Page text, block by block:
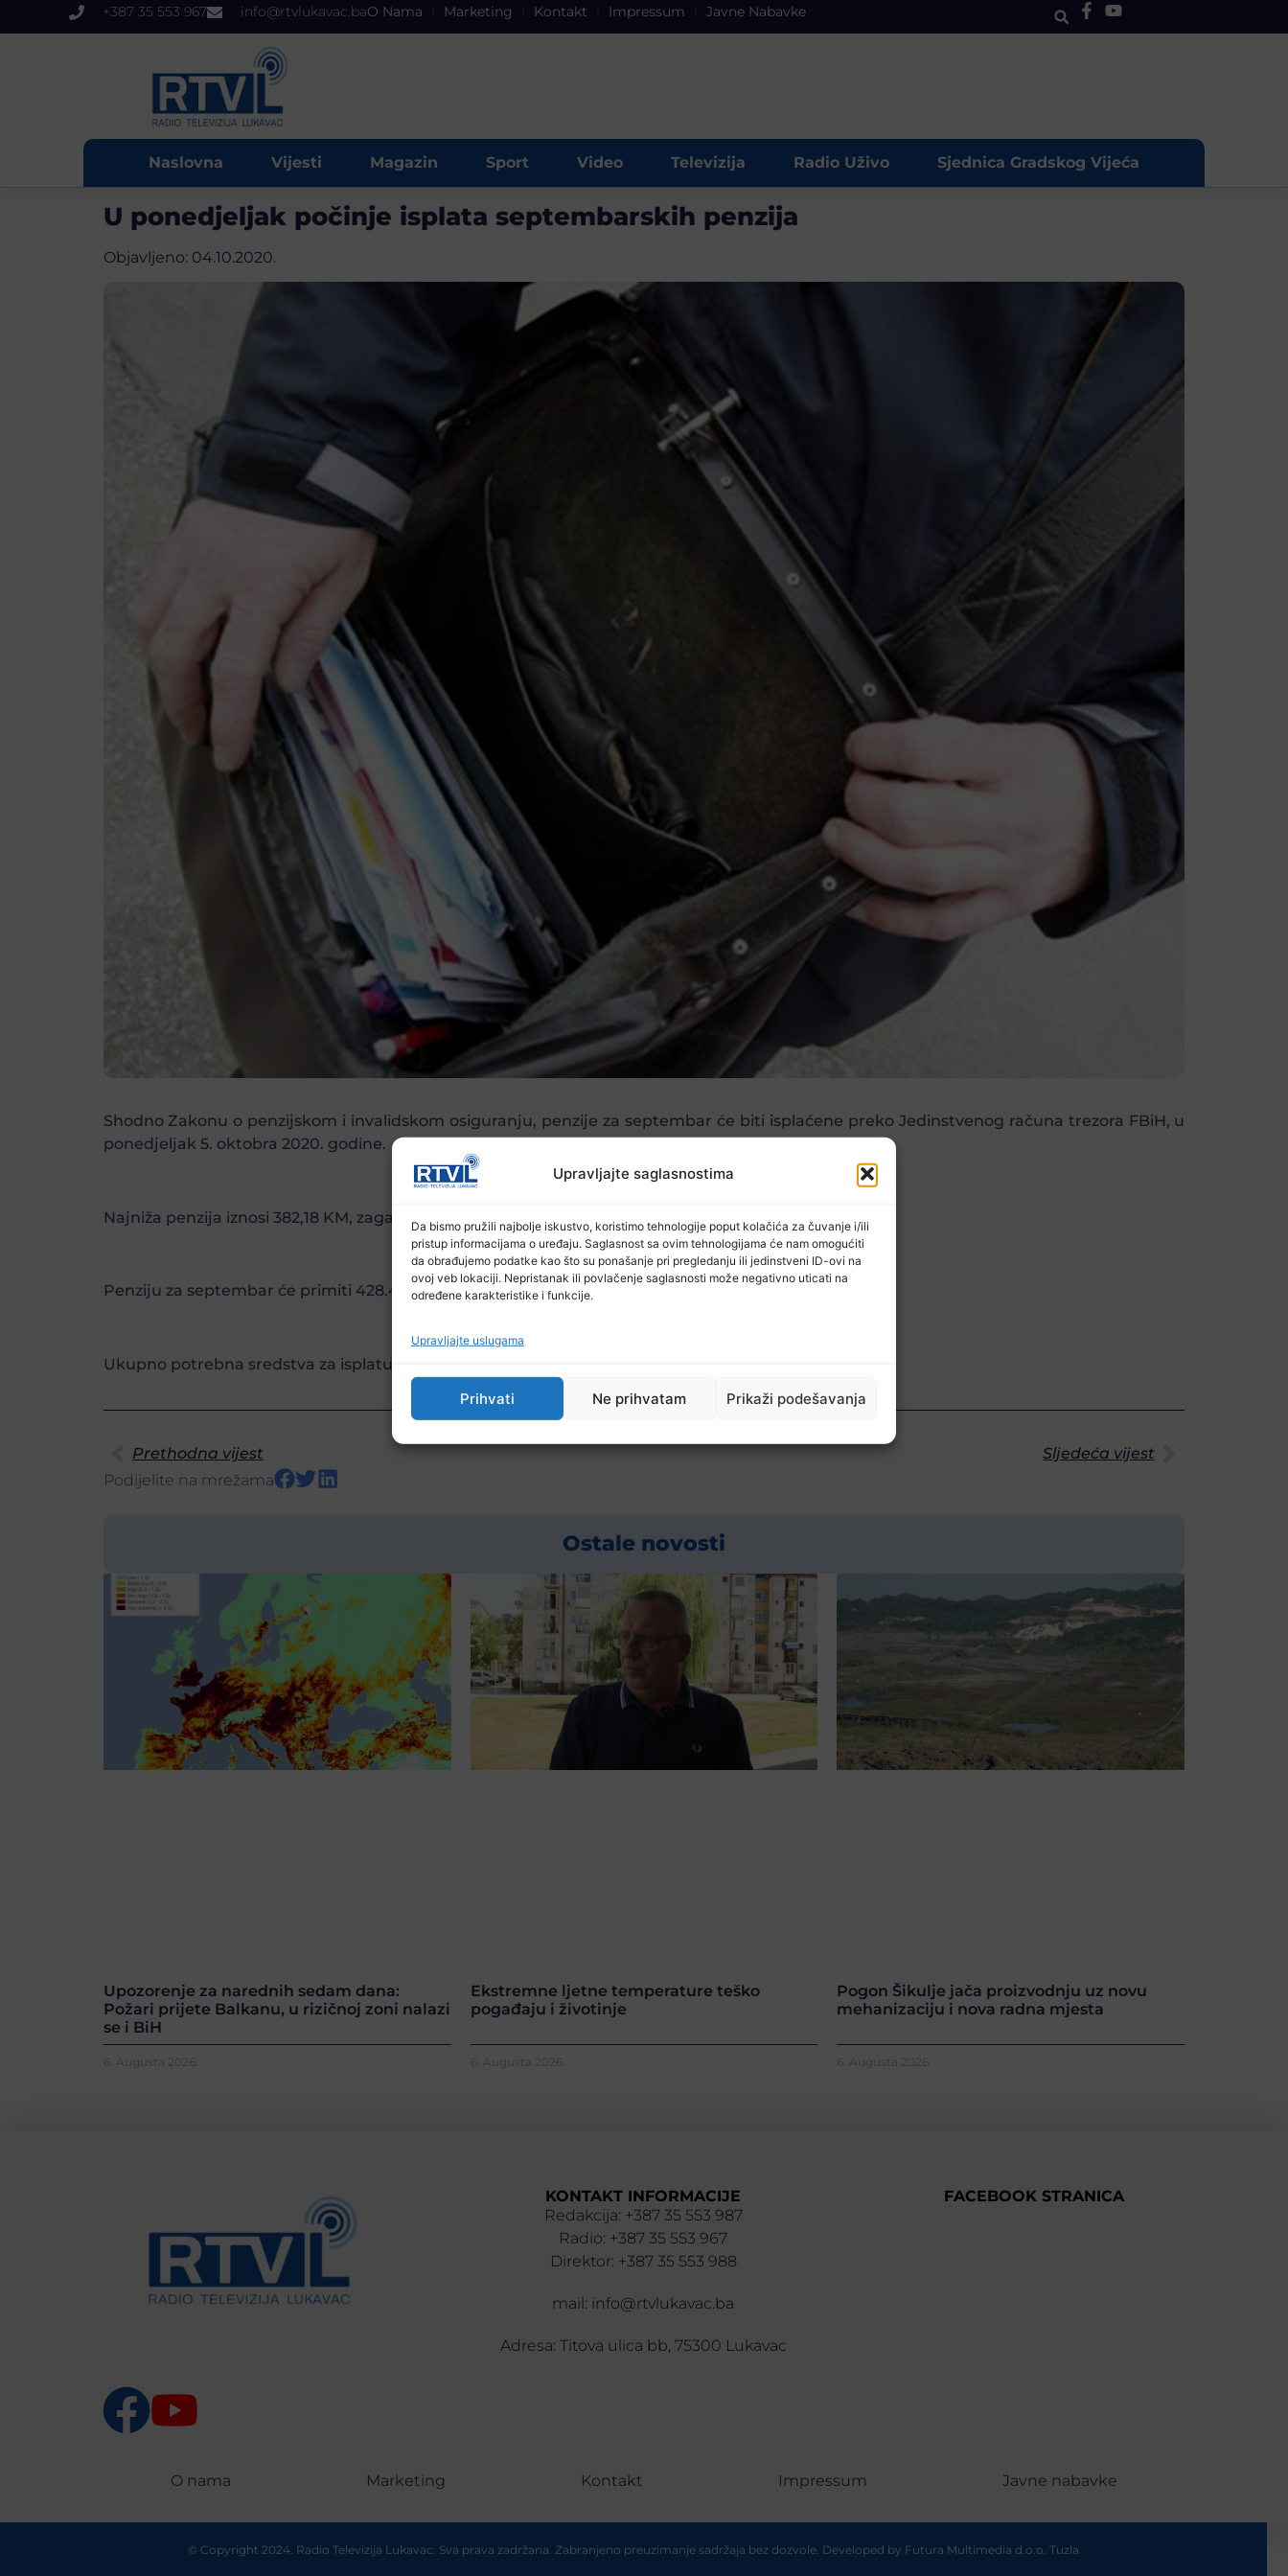
Upravljajte saglasnostima
Da bismo pružili najbolje iskustvo, koristimo tehnologije poput kolačića za čuvanje i/ili
pristup informacijama o uređaju. Saglasnost sa ovim tehnologijama će nam omogućiti
da obrađujemo podatke kao što su ponašanje pri pregledanju ili jedinstveni ID-ovi na
ovoj veb lokaciji. Nepristanak ili povlačenje saglasnosti može negativno uticati na
određene karakteristike i funkcije.
Upravljajte uslugama
Prihvati Ne prihvatam Prikaži podešavanja
+387 35 553 967 info@rtvlukavac.baO Nama Marketing Kontakt Impressum Javne Nabavke
Naslovna Vijesti Magazin Sport Video Televizija Radio Uživo Sjednica Gradskog Vijeća
U ponedjeljak počinje isplata septembarskih penzija
Objavljeno: 04.10.2020.
Shodno Zakonu o penzijskom i invalidskom osiguranju, penzije za septembar će biti isplaćene preko Jedinstvenog računa trezora FBiH, u
ponedjeljak 5. oktobra 2020. godine.
Najniža penzija iznosi 382,18 KM, zagarantovana 478,91 KM, a najviša 2.174,48 KM.
Penziju za septembar će primiti 428.463 korisnika.
Ukupno potrebna sredstva za isplatu penzija za septembar, iznose oko 195 miliona KM.
Prethodna vijest
Sljedeća vijest
Podijelite na mrežama
Ostale novosti
Upozorenje za narednih sedam dana:
Požari prijete Balkanu, u rizičnoj zoni nalazi
se i BiH
6. Augusta 2026.
Ekstremne ljetne temperature teško
pogađaju i životinje
6. Augusta 2026.
Pogon Šikulje jača proizvodnju uz novu
mehanizaciju i nova radna mjesta
6. Augusta 2026.
KONTAKT INFORMACIJE
Redakcija: +387 35 553 987
Radio: +387 35 553 967
Direktor: +387 35 553 988
mail: info@rtvlukavac.ba
Adresa: Titova ulica bb, 75300 Lukavac
FACEBOOK STRANICA
O nama Marketing Kontakt Impressum Javne nabavke
© Copyright 2024. Radio Televizija Lukavac. Sva prava zadržana. Zabranjeno preuzimanje sadržaja bez dozvole. Developed by Futura Multimedia d.o.o. Tuzla